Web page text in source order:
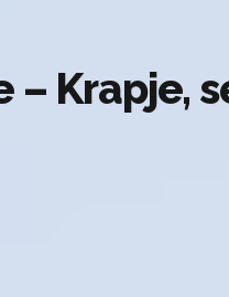
– Krapje,